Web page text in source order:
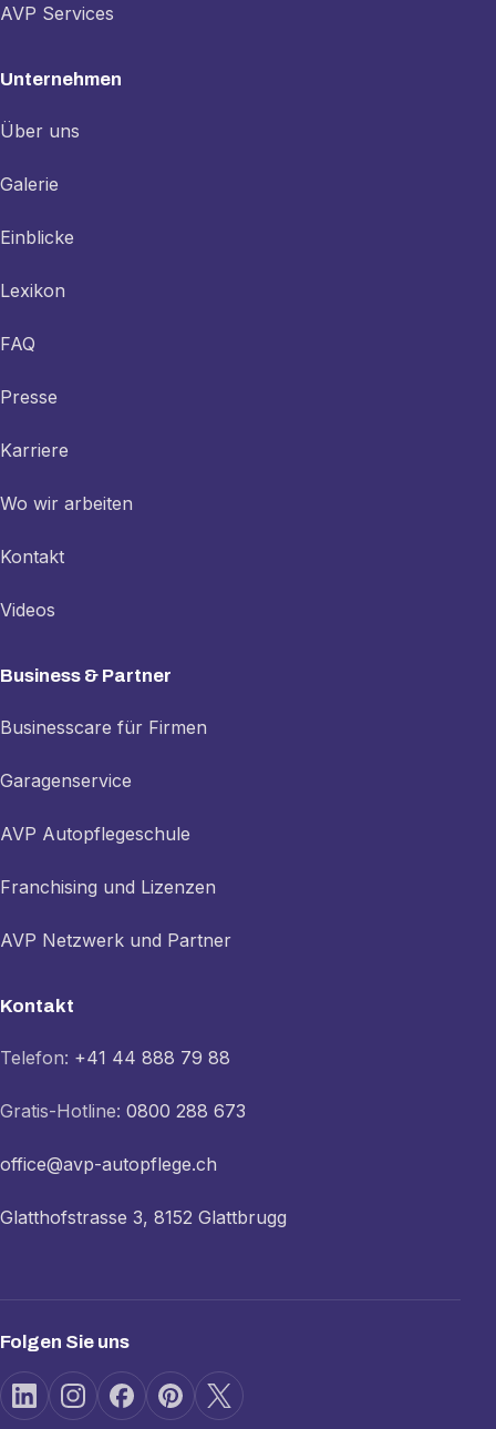
AVP Services
Unternehmen
Über uns
Galerie
Einblicke
Lexikon
FAQ
Presse
Karriere
Wo wir arbeiten
Kontakt
Videos
Business & Partner
Businesscare für Firmen
Garagenservice
AVP Autopflegeschule
Franchising und Lizenzen
AVP Netzwerk und Partner
Kontakt
Telefon: +41 44 888 79 88
Gratis-Hotline: 0800 288 673
office@avp-autopflege.ch
Glatthofstrasse 3, 8152 Glattbrugg
Folgen Sie uns